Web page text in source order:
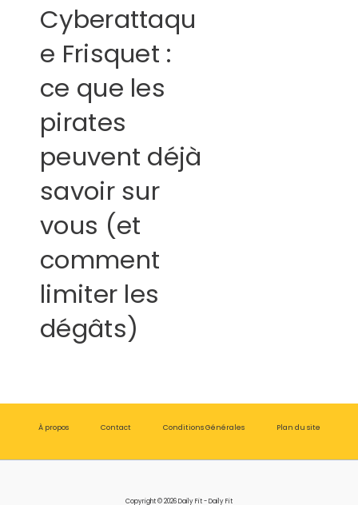
Cyberattaqu
e Frisquet :
ce que les
pirates
peuvent déjà
savoir sur
vous (et
comment
limiter les
dégâts)
À propos Contact Conditions Générales Plan du site
Copyright © 2026 Daily Fit - Daily Fit